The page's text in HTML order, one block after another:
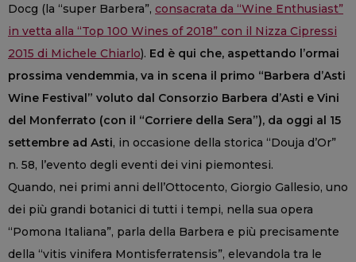
Docg (la “super Barbera”, consacrata da “Wine Enthusiast”
in vetta alla “Top 100 Wines of 2018” con il Nizza Cipressi
2015 di Michele Chiarlo). Ed è qui che, aspettando l’ormai
prossima vendemmia, va in scena il primo “Barbera d’Asti
Wine Festival” voluto dal Consorzio Barbera d’Asti e Vini
del Monferrato (con il “Corriere della Sera”), da oggi al 15
settembre ad Asti, in occasione della storica “Douja d’Or”
n. 58, l’evento degli eventi dei vini piemontesi.
Quando, nei primi anni dell’Ottocento, Giorgio Gallesio, uno
dei più grandi botanici di tutti i tempi, nella sua opera
“Pomona Italiana”, parla della Barbera e più precisamente
della “vitis vinifera Montisferratensis”, elevandola tra le